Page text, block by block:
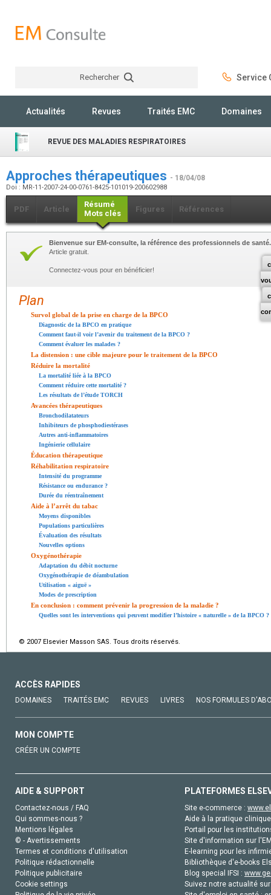
Rechercher Service
Actualités Revues Traités EMC Domaines
REVUE DES MALADIES RESPIRATOIRES
Approches thérapeutiques - 18/04/08
Doi : MR-11-2007-24-00-0761-8425-101019-200602988
PDF Article
Résumé
Mots clés
Figures Références
Bienvenue sur EM-consulte, la référence des professionnels de santé.
Article gratuit.
Connectez-vous pour en bénéficier!
Plan
Survol global de la prise en charge de la BPCO
Diagnostic de la BPCO en pratique
Comment faut-il voir l’avenir du traitement de la BPCO ?
Comment évaluer les malades ?
La distension : une cible majeure pour le traitement de la BPCO
Réduire la mortalité
La mortalité liée à la BPCO
Comment réduire cette mortalité ?
Les résultats de l’étude TORCH
Avancées thérapeutiques
Bronchodilatateurs
Inhibiteurs de phosphodiestérases
Autres anti-inflammatoires
Ingénierie cellulaire
Éducation thérapeutique
Réhabilitation respiratoire
Intensité du programme
Résistance ou endurance ?
Durée du réentraînement
Aide à l’arrêt du tabac
Moyens disponibles
Populations particulières
Évaluation des résultats
Nouvelles options
Oxygénothérapie
Adaptation du débit nocturne
Oxygénothérapie de déambulation
Utilisation « aiguë »
Modes de prescription
En conclusion : comment prévenir la progression de la maladie ?
Quelles sont les interventions qui peuvent modifier l’histoire « naturelle » de la BPCO ?
© 2007 Elsevier Masson SAS. Tous droits réservés.
ACCÈS RAPIDES
DOMAINES TRAITÉS EMC REVUES LIVRES NOS FORMULES
MON COMPTE
CRÉER UN COMPTE
AIDE & SUPPORT
Contactez-nous / FAQ
Qui sommes-nous ?
Mentions légales
© - Avertissements
Termes et conditions d'utilisation
Politique rédactionnelle
Politique publicitaire
Cookie settings
PLATEFORMES
Site e-commerce :
Aide à la pratique
Portail pour les
Site d'information sur
E-learning pour les
Bibliothèque d'e-books
Blog special IFSI :
Suivez notre actualité